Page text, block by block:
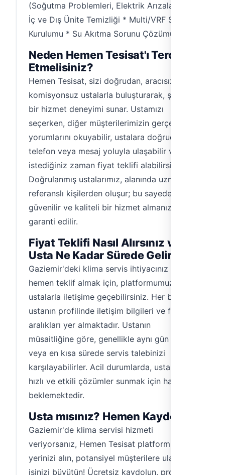
(Soğutma Problemleri, Elektrik Arızaları) *
İç ve Dış Ünite Temizliği * Multi/VRF Sistem
Kurulumu * Su Akıtma Sorunu Çözümü
Neden Hemen Tesisat'ı Tercih
Etmelisiniz?
Hemen Tesisat, sizi doğrudan, aracısız ve
komisyonsuz ustalarla buluşturarak, şeffaf
bir hizmet deneyimi sunar. Ustamızı
seçerken, diğer müşterilerimizin gerçek
yorumlarını okuyabilir, ustalara doğrudan
telefon veya mesaj yoluyla ulaşabilir ve
istediğiniz zaman fiyat teklifi alabilirsiniz.
Doğrulanmış ustalarımız, alanında uzman ve
referanslı kişilerden oluşur; bu sayede
güvenilir ve kaliteli bir hizmet almanız
garanti edilir.
Fiyat Teklifi Nasıl Alırsınız ve
Usta Ne Kadar Sürede Gelir?
Gaziemir'deki klima servis ihtiyacınız için
hemen teklif almak için, platformumuzdaki
ustalarla iletişime geçebilirsiniz. Her bir
ustanın profilinde iletişim bilgileri ve fiyat
aralıkları yer almaktadır. Ustanın
müsaitliğine göre, genellikle aynı gün içinde
veya en kısa sürede servis talebinizi
karşılayabilirler. Acil durumlarda, ustalarımız
hızlı ve etkili çözümler sunmak için hazır
beklemektedir.
Usta mısınız? Hemen Kaydolun!
Gaziemir'de klima servisi hizmeti
veriyorsanız, Hemen Tesisat platformunda
yerinizi alın, potansiyel müşterilere ulaşın ve
işinizi büyütün! Ücretsiz kaydolun, profilinizi